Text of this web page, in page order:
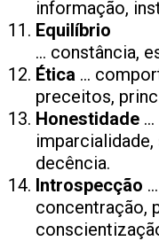
informação,
Equilíbrio
… constância,
Ética …
preceitos,
Honestidade …
decência.
Introspecção
concentração,